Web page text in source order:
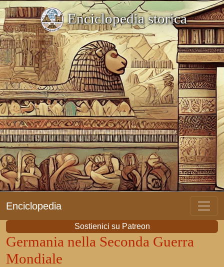
Enciclopedia storica
Enciclopedia
Sostienici su Patreon
Germania nella Seconda Guerra
Mondiale